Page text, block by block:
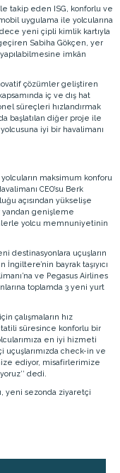
takip eden ISG, konforlu ve
uygulama ile yolcularına
yeni çipli kimlik kartıyla
Sabiha Gökçen, yer
imkân
çözümler geliştiren
iç ve dış hat
süreçleri hızlandırmak
başlatılan diğer proje ile
iyi bir havalimanı
maksimum konforu
CEO’su Berk
açısından yükselişe
genişleme
yolcu memnuniyetinin
destinasyonlara uçuşların
İngiltere’nin bayrak taşıyıcı
ve Pegasus Airlines
toplamda 3 yeni yurt
çalışmaların hız
süresince konforlu bir
en iyi hizmeti
uçuşlarımızda check-in ve
ediyor, misafirlerimize
dedi.
yeni sezonda ziyaretçi